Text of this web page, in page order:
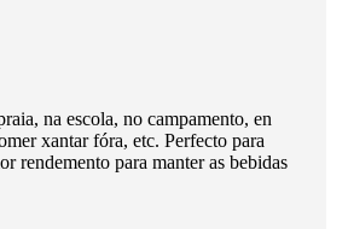
na escola, no campamento, en
xantar fóra, etc. Perfecto para
rendemento para manter as bebidas